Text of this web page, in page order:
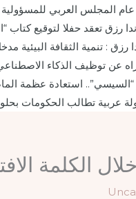
عام المجلس العربي للمسؤولية
رزق تعقد حفلا لتوقيع
رزق : تنمية الثقافة البيئية
عن توظيف الذكاء
استعادة عظمة
عربية تطالب الحكومات
الكلمة